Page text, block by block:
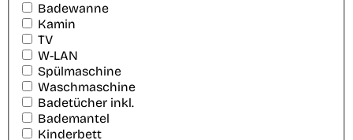
Badewanne
Kamin
TV
W-LAN
Spülmaschine
Waschmaschine
Badetücher inkl.
Bademantel
Kinderbett